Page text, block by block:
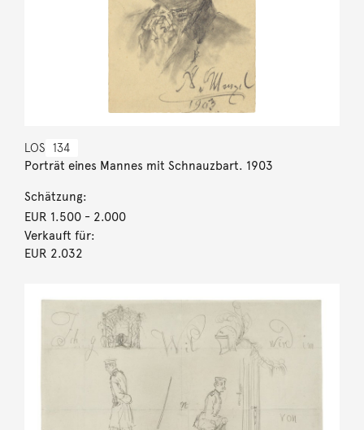
LOS 134
Porträt eines Mannes mit Schnauzbart. 1903
Schätzung:
EUR 1.500- 2.000
Verkauft für:
EUR 2.032